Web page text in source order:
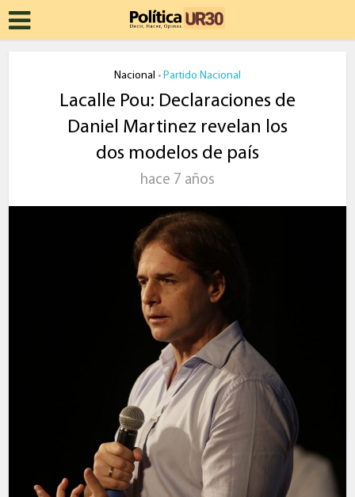
Nacional • Partido Nacional
Lacalle Pou: Declaraciones de
Daniel Martinez revelan los
dos modelos de país
hace 7 años